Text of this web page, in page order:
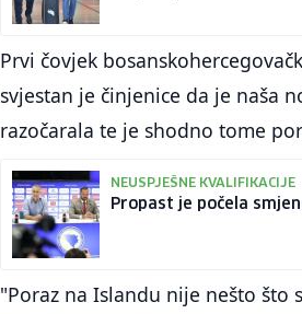
Prvi čovjek
svjestan je činjenice da je naša
razočarala te je shodno tome
NEUSPJEŠNE KVALIFIKACIJE
Propast je počela
"Poraz na Islandu nije nešto što